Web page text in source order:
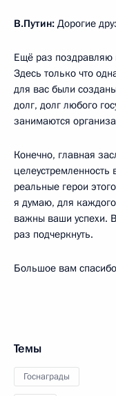
В.Путин: Дорогие
Ещё раз поздравляю
Здесь только что
для вас были
долг, долг любого
занимаются
Конечно, главная
реальные герои
я думаю, для
важны ваши успехи.
раз подчеркнуть.
Большое вам
Темы
Госнаграды